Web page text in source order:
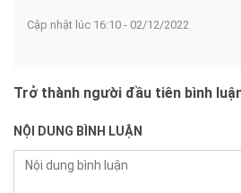
Cập nhật lúc 16:10 - 02/12/2022
Trở thành người đầu tiên bình
NỘI DUNG BÌNH LUẬN